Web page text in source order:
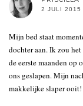
2 JULI 2015
Mijn bed staat
dochter aan. Ik zou
de eerste maanden op
ons geslapen. Mijn
makkelijke slaper ooit!